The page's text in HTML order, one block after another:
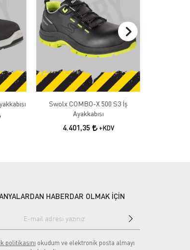
Swolx COMBO-X 500 S3 İş
Ayakkabısı
4.401,35 +KDV
HABERDAR OLMAK İÇİN
politikasını okudum ve elektronik posta almayı